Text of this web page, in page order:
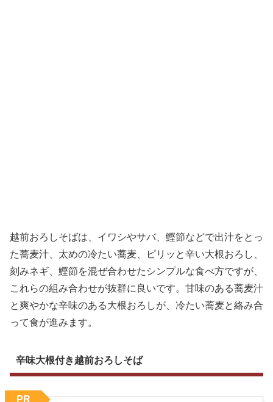
越前おろしそばは、イワシやサバ、鰹節などで出汁をとっ
た蕎麦汁、太めの冷たい蕎麦、ピリッと辛い大根おろし、
刻みネギ、鰹節を混ぜ合わせたシンプルな食べ方ですが、
これらの組み合わせが抜群に良いです。甘味のある蕎麦汁
と爽やかな辛味のある大根おろしが、冷たい蕎麦と絡み合
って食が進みます。
辛味大根付き越前おろしそば
PR